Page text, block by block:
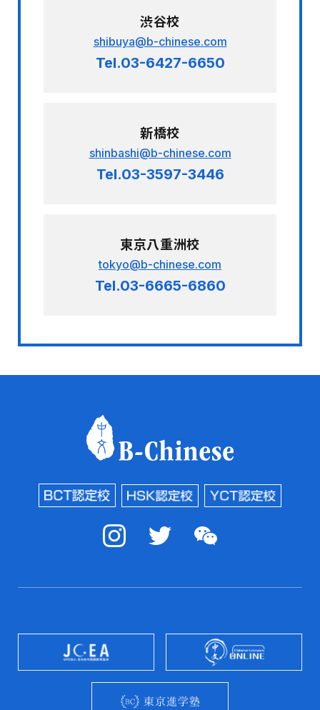
渋谷校
shibuya@b-chinese.com
Tel.03-6427-6650
新橋校
shinbashi@b-chinese.com
Tel.03-3597-3446
東京八重洲校
tokyo@b-chinese.com
Tel.03-6665-6860